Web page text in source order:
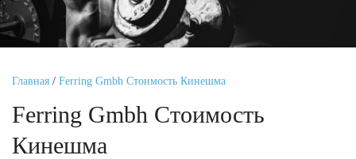
Главная / Ferring Gmbh Стоимость Кинешма
Ferring Gmbh Стоимость
Кинешма